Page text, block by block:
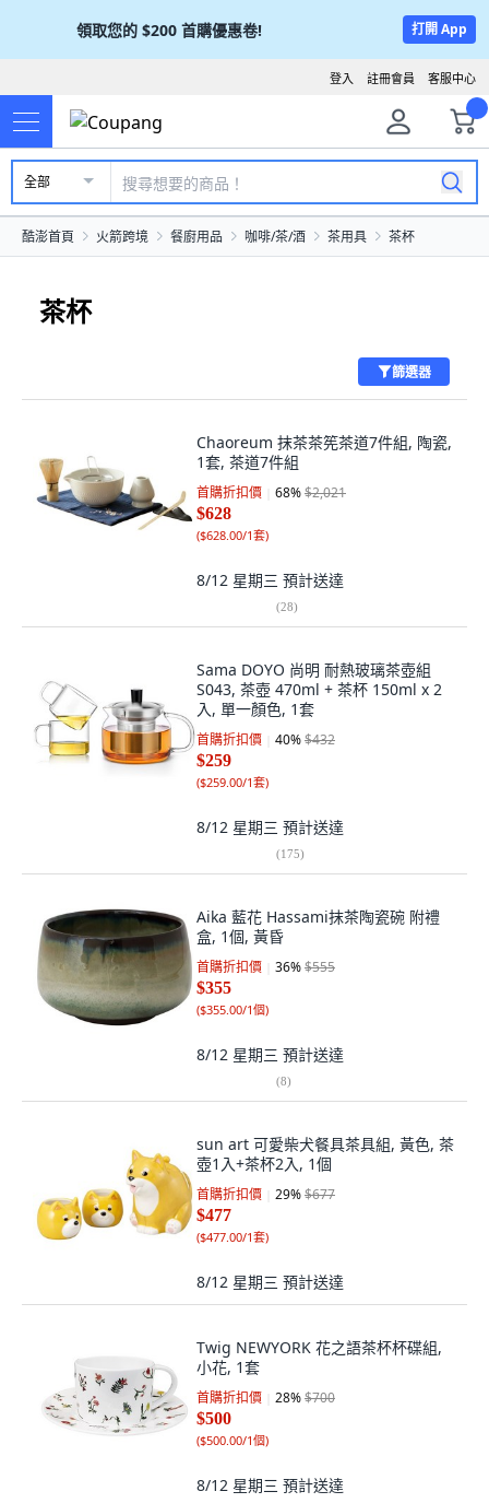
領取您的 $200 首購優惠卷! 打開 App
客服中心
註冊會員
登入
全部
酷澎首頁 火箭跨境 餐廚用品 咖啡/茶/酒 茶用具 茶杯
茶杯
篩選器
Chaoreum 抹茶茶筅茶道7件組, 陶瓷,
1套, 茶道7件組
首購折扣價 68%$2,021
$628
($628.00/1套)
8/12 星期三 預計送達
(28)
Sama DOYO 尚明 耐熱玻璃茶壺組
S043, 茶壺 470ml + 茶杯 150ml x 2
入, 單一顏色, 1套
首購折扣價 40%$432
$259
($259.00/1套)
8/12 星期三 預計送達
(175)
Aika 藍花 Hassami抹茶陶瓷碗 附禮
盒, 1個, 黃昏
首購折扣價 36%$555
$355
($355.00/1個)
8/12 星期三 預計送達
(8)
sun art 可愛柴犬餐具茶具組, 黃色, 茶
壺1入+茶杯2入, 1個
首購折扣價 29%$677
$477
($477.00/1套)
8/12 星期三 預計送達
Twig NEWYORK 花之語茶杯杯碟組,
小花, 1套
首購折扣價 28%$700
$500
($500.00/1個)
8/12 星期三 預計送達